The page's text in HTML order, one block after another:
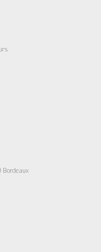
Bordeaux